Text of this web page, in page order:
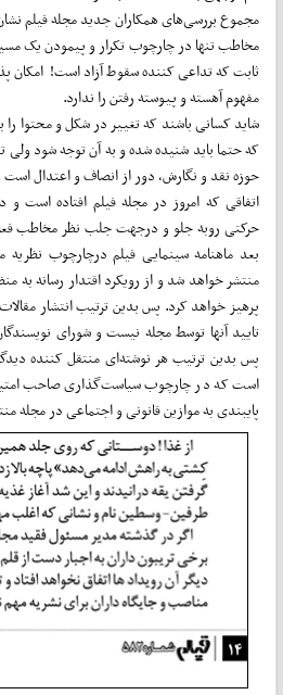
مجموع بررسی‌های همکاران جدید مجله فیلم
مخاطب تنها در چارچوب تکرار و پیمودن یک
ثابت که تداعی کننده سقوط آزاد است! امکان
مفهوم آهسته و پیوسته رفتن را ندارد.
شاید کسانی باشند که تغییر در شکل و محتوا را
که حتما باید شنیده شده و به آن توجه شود ولی
حوزه نقد و نگارش، دور از انصاف و اعتدال
اتفاقی که امروز در مجله فیلم افتاده است و
حرکتی روبه جلو و درجهت جلب نظر مخاطب
بعد ماهنامه سینمایی فیلم درچارچوب نظریه
منتشر خواهد شد و از رویکرد اقتدار رسانه به
پرهیز خواهد کرد. پس بدین ترتیب انتشار مقالات
تایید آنها توسط مجله نیست و شورای
پس بدین ترتیب هر نوشته‌ای منتقل کننده
است که در چارچوب سیاست‌گذاری صاحب
پایبندی به موازین قانونی و اجتماعی در مجله